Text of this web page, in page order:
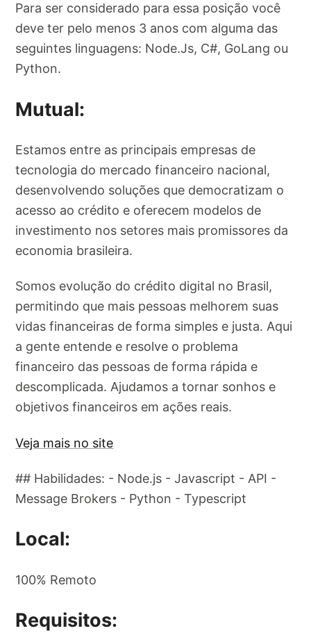
Para ser considerado para essa posição você
deve ter pelo menos 3 anos com alguma das
seguintes linguagens: Node.Js, C#, GoLang ou
Python.
Mutual:
Estamos entre as principais empresas de
tecnologia do mercado financeiro nacional,
desenvolvendo soluções que democratizam o
acesso ao crédito e oferecem modelos de
investimento nos setores mais promissores da
economia brasileira.
Somos evolução do crédito digital no Brasil,
permitindo que mais pessoas melhorem suas
vidas financeiras de forma simples e justa. Aqui
a gente entende e resolve o problema
financeiro das pessoas de forma rápida e
descomplicada. Ajudamos a tornar sonhos e
objetivos financeiros em ações reais.
Veja mais no site
## Habilidades: - Node.js - Javascript - API -
Message Brokers - Python - Typescript
Local:
100% Remoto
Requisitos: